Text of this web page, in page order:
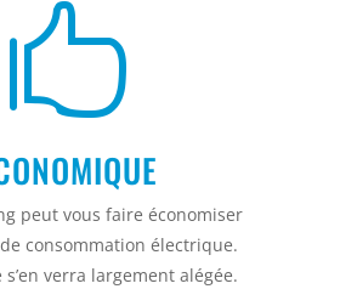

peut vous faire économiser
de consommation électrique.
verra largement alégée.